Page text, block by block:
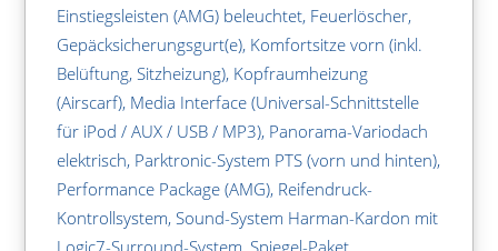
Einstiegsleisten (AMG) beleuchtet, Feuerlöscher,
Gepäcksicherungsgurt(e), Komfortsitze vorn (inkl.
Belüftung, Sitzheizung), Kopfraumheizung
(Airscarf), Media Interface (Universal-Schnittstelle
für iPod / AUX / USB / MP3), Panorama-Variodach
elektrisch, Parktronic-System PTS (vorn und hinten),
Performance Package (AMG), Reifendruck-
Kontrollsystem, Sound-System Harman-Kardon mit
Logic7-Surround-System, Spiegel-Paket,